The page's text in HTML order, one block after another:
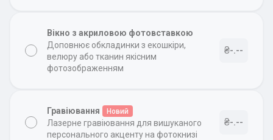
Вікно з акриловою фотовставкою
Доповнює обкладинки з екошкіри,
велюру або тканин якісним
фотозображенням
₴-.--
Гравіювання Новий
Лазерне гравіювання для вишуканого
персонального акценту на фотокнизі
₴-.--